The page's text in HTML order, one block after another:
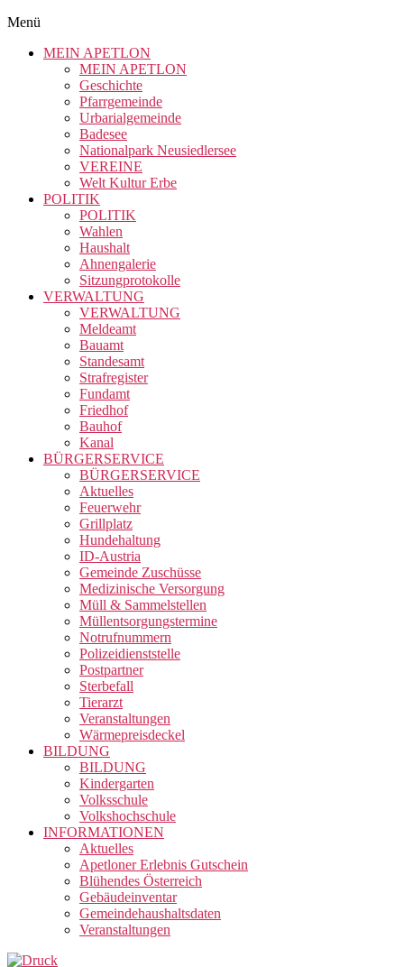
Menü
MEIN APETLON
MEIN APETLON
Geschichte
Pfarrgemeinde
Urbarialgemeinde
Badesee
Nationalpark Neusiedlersee
VEREINE
Welt Kultur Erbe
POLITIK
POLITIK
Wahlen
Haushalt
Ahnengalerie
Sitzungprotokolle
VERWALTUNG
VERWALTUNG
Meldeamt
Bauamt
Standesamt
Strafregister
Fundamt
Friedhof
Bauhof
Kanal
BÜRGERSERVICE
BÜRGERSERVICE
Aktuelles
Feuerwehr
Grillplatz
Hundehaltung
ID-Austria
Gemeinde Zuschüsse
Medizinische Versorgung
Müll & Sammelstellen
Müllentsorgungstermine
Notrufnummern
Polizeidienststelle
Postpartner
Sterbefall
Tierarzt
Veranstaltungen
Wärmepreisdeckel
BILDUNG
BILDUNG
Kindergarten
Volksschule
Volkshochschule
INFORMATIONEN
Aktuelles
Apetloner Erlebnis Gutschein
Blühendes Österreich
Gebäudeinventar
Gemeindehaushaltsdaten
Veranstaltungen